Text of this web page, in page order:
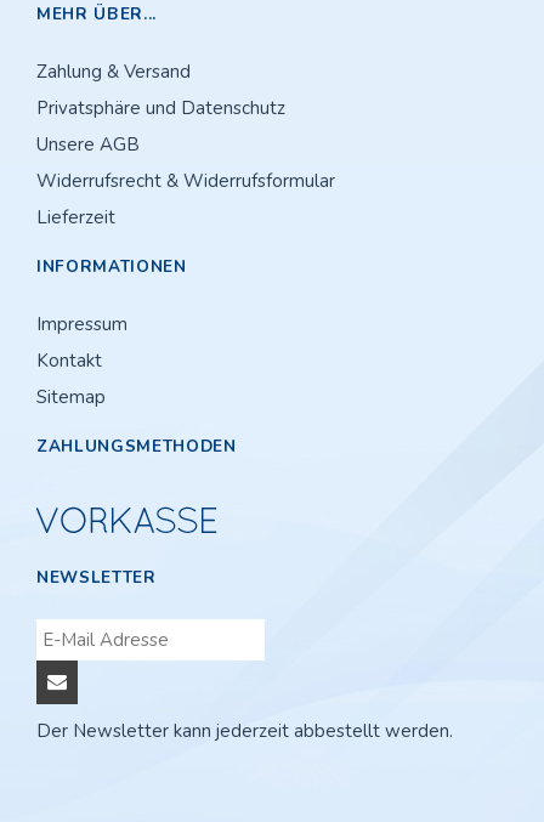
MEHR ÜBER...
Zahlung & Versand
Privatsphäre und Datenschutz
Unsere AGB
Widerrufsrecht & Widerrufsformular
Lieferzeit
INFORMATIONEN
Impressum
Kontakt
Sitemap
ZAHLUNGSMETHODEN
NEWSLETTER
Der Newsletter kann jederzeit abbestellt werden.